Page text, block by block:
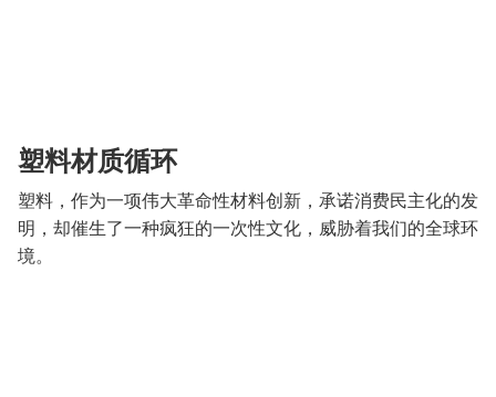
塑料材质循环
塑料，作为一项伟大革命性材料创新，承诺消费民主化的发
明，却催生了一种疯狂的一次性文化，威胁着我们的全球环
境。